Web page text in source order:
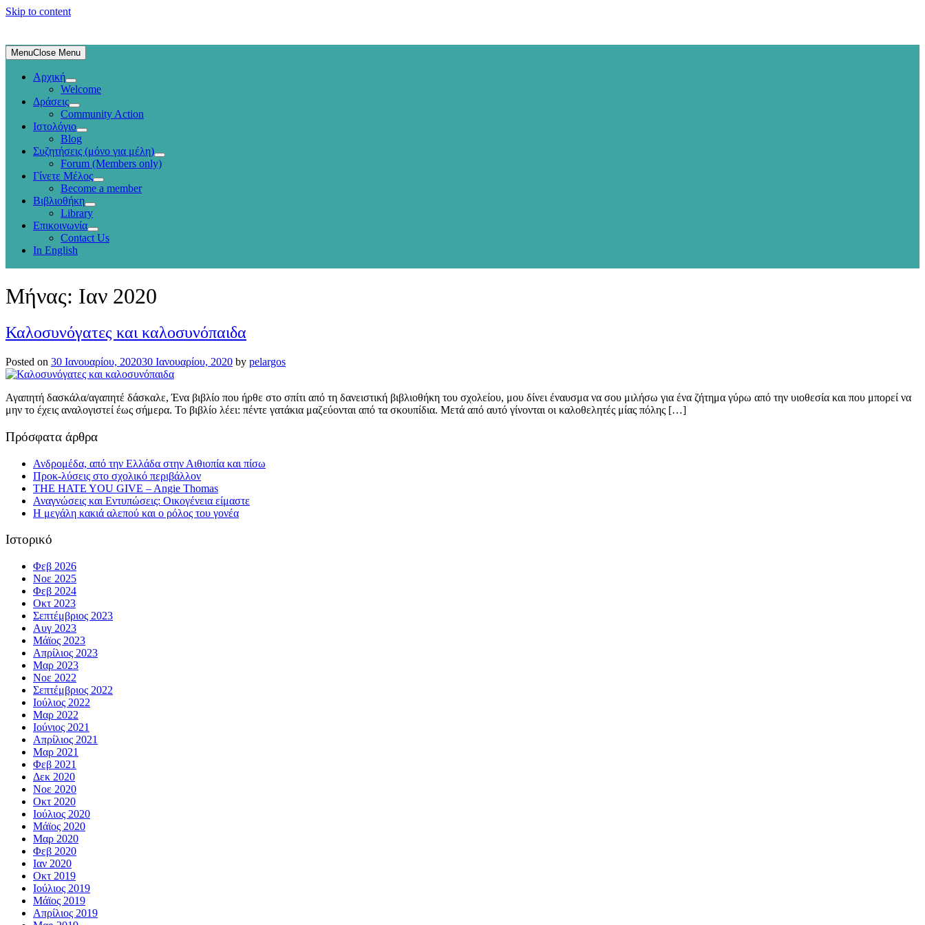
Skip to content
MenuClose Menu
Αρχική
Welcome
Δράσεις
Community Action
Ιστολόγιο
Blog
Συζητήσεις (μόνο για μέλη)
Forum (Members only)
Γίνετε Μέλος
Become a member
Βιβλιοθήκη
Library
Επικοινωνία
Contact Us
In English
Μήνας: Ιαν 2020
Καλοσυνόγατες και καλοσυνόπαιδα
Posted on 30 Ιανουαρίου, 202030 Ιανουαρίου, 2020 by pelargos
Αγαπητή δασκάλα/αγαπητέ δάσκαλε, Ένα βιβλίο που ήρθε στο σπίτι από τη δανειστική βιβλιοθήκη του σχολείου, μου δίνει έναυσμα να σου μιλήσω για ένα ζήτημα γύρω από την υιοθεσία και που μπορεί να
μην το έχεις αναλογιστεί έως σήμερα. Το βιβλίο λέει: πέντε γατάκια μαζεύονται από τα σκουπίδια. Μετά από αυτό γίνονται οι καλοθελητές μίας πόλης […]
Πρόσφατα άρθρα
Ανδρομέδα, από την Ελλάδα στην Αιθιοπία και πίσω
Προκ-λύσεις στο σχολικό περιβάλλον
THE HATE YOU GIVE – Angie Thomas
Αναγνώσεις και Εντυπώσεις: Οικογένεια είμαστε
Η μεγάλη κακιά αλεπού και ο ρόλος του γονέα
Ιστορικό
Φεβ 2026
Νοε 2025
Φεβ 2024
Οκτ 2023
Σεπτέμβριος 2023
Αυγ 2023
Μάϊος 2023
Απρίλιος 2023
Μαρ 2023
Νοε 2022
Σεπτέμβριος 2022
Ιούλιος 2022
Μαρ 2022
Ιούνιος 2021
Απρίλιος 2021
Μαρ 2021
Φεβ 2021
Δεκ 2020
Νοε 2020
Οκτ 2020
Ιούλιος 2020
Μάϊος 2020
Μαρ 2020
Φεβ 2020
Ιαν 2020
Οκτ 2019
Ιούλιος 2019
Μάϊος 2019
Απρίλιος 2019